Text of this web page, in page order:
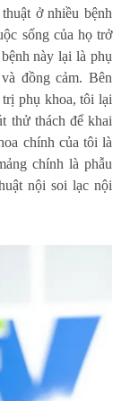
ở nhiều bệnh
sống của họ trở
này lại là phụ
đồng cảm. Bên
phụ khoa, tôi lại
thử thách để khai
chính của tôi là
chính là phẫu
nội soi lạc nội